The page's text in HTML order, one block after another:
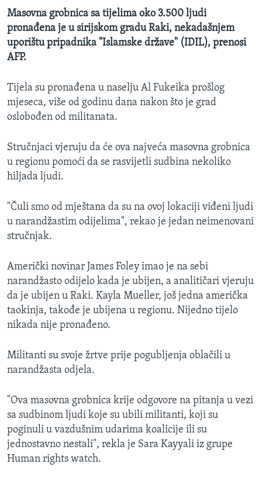
Jezici
Masovna grobnica sa tijelima oko 3.500 ljudi
pronađena je u sirijskom gradu Raki, nekadašnjem
uporištu pripadnika "Islamske države" (IDIL), prenosi
AFP.
Tijela su pronađena u naselju Al Fukeika prošlog
mjeseca, više od godinu dana nakon što je grad
oslobođen od militanata.
Stručnjaci vjeruju da će ova najveća masovna grobnica
u regionu pomoći da se rasvijetli sudbina nekoliko
hiljada ljudi.
"Čuli smo od mještana da su na ovoj lokaciji viđeni ljudi
u narandžastim odijelima", rekao je jedan neimenovani
stručnjak.
Američki novinar James Foley imao je na sebi
narandžasto odijelo kada je ubijen, a analitičari vjeruju
da je ubijen u Raki. Kayla Mueller, još jedna američka
taokinja, takođe je ubijena u regionu. Nijedno tijelo
nikada nije pronađeno.
Militanti su svoje žrtve prije pogubljenja oblačili u
narandžasta odjela.
"Ova masovna grobnica krije odgovore na pitanja u vezi
sa sudbinom ljudi koje su ubili militanti, koji su
poginuli u vazdušnim udarima koalicije ili su
jednostavno nestali", rekla je Sara Kayyali iz grupe
Human rights watch.